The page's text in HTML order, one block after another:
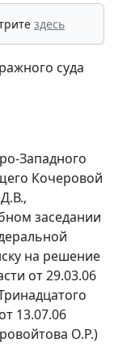
здесь
суда
Западного
Кочеровой
заседании
на решение
от 29.03.06
13.07.06
О.Р.)